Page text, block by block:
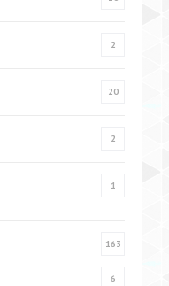
2
20
2
1
163
6